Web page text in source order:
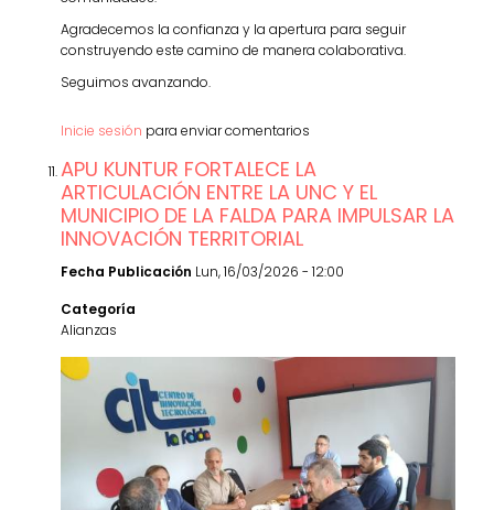
Agradecemos la confianza y la apertura para seguir
construyendo este camino de manera colaborativa.
Seguimos avanzando.
Inicie sesión para enviar comentarios
APU KUNTUR FORTALECE LA
ARTICULACIÓN ENTRE LA UNC Y EL
MUNICIPIO DE LA FALDA PARA IMPULSAR LA
INNOVACIÓN TERRITORIAL
Fecha Publicación Lun, 16/03/2026 - 12:00
Categoría
Alianzas